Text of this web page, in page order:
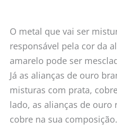
O metal que vai ser
responsável pela cor da
amarelo pode ser
Já as alianças de ouro
misturas com prata,
lado, as alianças de ouro
cobre na sua